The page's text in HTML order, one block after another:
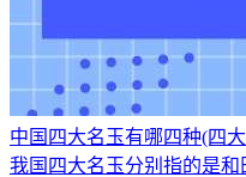
中国四大名玉有哪四种(四
我国四大名玉分别指的是